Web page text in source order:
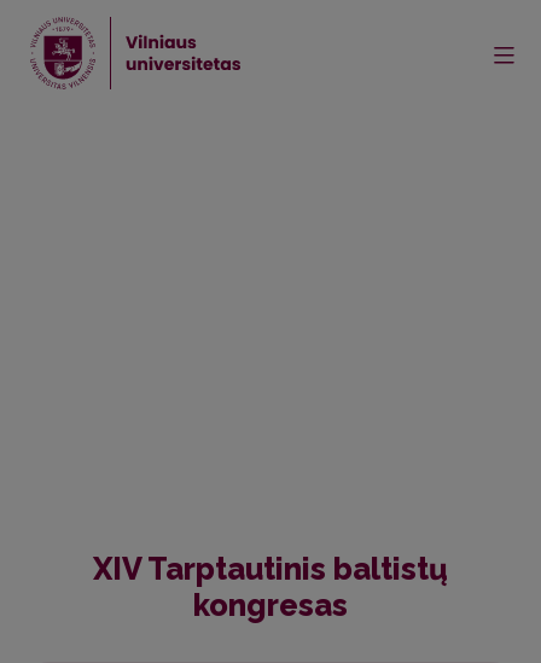
XIV Tarptautinis baltistų
kongresas